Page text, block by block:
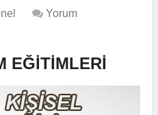
Yorum
EĞITIMLERI